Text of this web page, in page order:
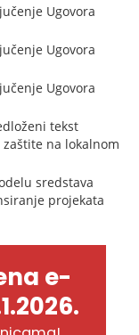
Ugovora
Ugovora
Ugovora
tekst
na lokalnom
sredstava
projekata
e-